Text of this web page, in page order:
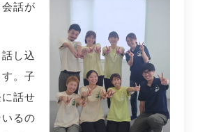
会話が
し込
。子
話せ
るの